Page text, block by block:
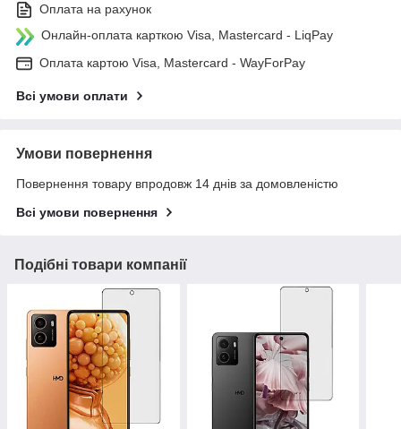
Оплата на рахунок
Онлайн-оплата карткою Visa, Mastercard - LiqPay
Оплата картою Visa, Mastercard - WayForPay
Всі умови оплати
Умови повернення
Повернення товару впродовж 14 днів за домовленістю
Всі умови повернення
Подібні товари компанії